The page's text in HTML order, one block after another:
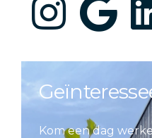
Kom een dag